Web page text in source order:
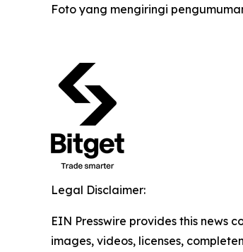
Foto yang mengiringi
Legal Disclaimer:
EIN Presswire provides this news
images, videos, licenses,